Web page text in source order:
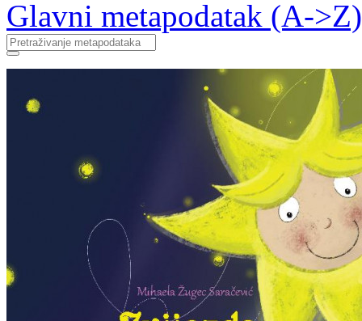
Glavni metapodatak (A->Z)